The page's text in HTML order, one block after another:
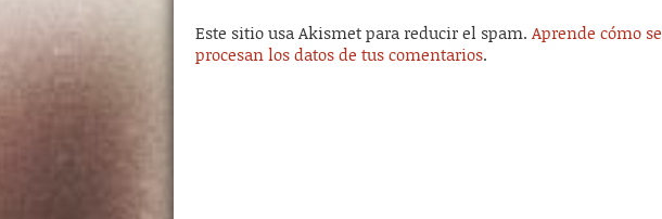
Este sitio usa Akismet para reducir el spam. Aprende cómo se
procesan los datos de tus comentarios.